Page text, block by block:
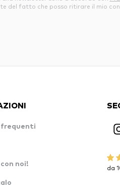
del fatto che posso ritirare il mio
frequenti
noi!
da